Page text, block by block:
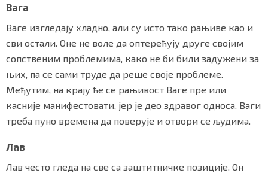
Вага
Ваге изгледају хладно, али су исто тако рањиве као и
сви остали. Оне не воле да оптерећују друге својим
сопственим проблемима, како не би били задужени за
њих, па се сами труде да реше своје проблеме.
Међутим, на крају ће се рањивост Ваге пре или
касније манифестовати, јер је део здравог односа. Ваги
треба пуно времена да поверује и отвори се људима.
Лав
Лав често гледа на све са заштитничке позиције. Он